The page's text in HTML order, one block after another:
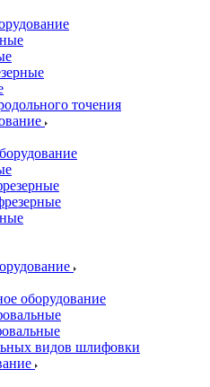
точения
оборудование
видов шлифовки